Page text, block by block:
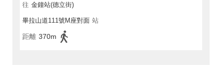
往 金鐘站(德立街)
畢拉山道111號M座對面 站
距離 370m